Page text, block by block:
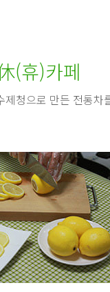
(휴)카페
청으로 만든 전통차